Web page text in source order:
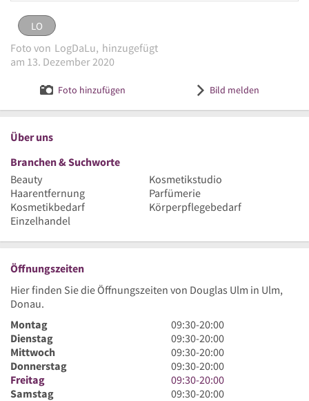
Logo Douglas Parfümerie
LO
eingestellt von
Bild melden
LO
Foto von LogDaLu, hinzugefügt
am 13. Dezember 2020
Foto hinzufügen Bild melden
Über uns
Branchen & Suchworte
Beauty
Kosmetikstudio
Haarentfernung
Parfümerie
Kosmetikbedarf
Körperpflegebedarf
Einzelhandel
Öffnungszeiten
Hier finden Sie die Öffnungszeiten von Douglas Ulm in Ulm,
Donau.
Montag
9
Uhr
30
bis
20
Uhr
09:30-20:00
Dienstag
9
Uhr
30
bis
20
09:30-20:00
Mittwoch
9
Uhr
30
bis
09:30-20:00
Donnerstag
9
Uhr
30
09:30-20:00
Freitag
9
Uhr
09:30-20:00
Samstag
9
09:30-20:00